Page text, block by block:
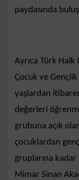
paydasında
Ayrıca Türk Halk
Çocuk ve
yaşlardan
değerleri
grubuna açık
çocuklardan
gruplarına
Mimar Sinan